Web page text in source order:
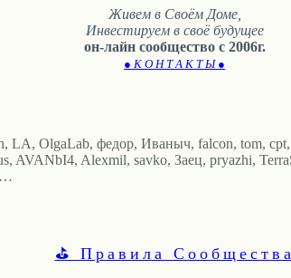
Живем в Своём Доме,
Инвестируем в своё будущее
он-лайн сообщество с 2006г.
● К О Н Т А К Т Ы ●
OlgaLab, федор, Иваныч, falcon, tom,
AVANbI4, Alexmil, savko, Заец, pryazhi,
…
⛳ Правила Сообщества